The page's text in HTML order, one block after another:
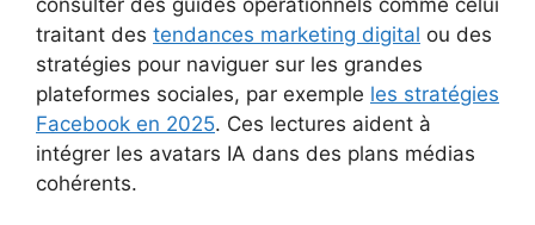
traitant des tendances marketing digital ou des
stratégies pour naviguer sur les grandes
plateformes sociales, par exemple les stratégies
Facebook en 2025. Ces lectures aident à
intégrer les avatars IA dans des plans médias
cohérents.